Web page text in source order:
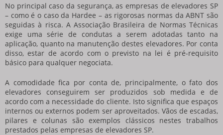
No principal caso da segurança, as empresas de elevadores SP
– como é o caso da Hardee – as rigorosas normas da ABNT são
seguidas à risca. A Associação Brasileira de Normas Técnicas
exige uma série de condutas a serem adotadas tanto na
aplicação, quanto na manutenção destes elevadores. Por conta
disso, estar de acordo com o previsto na lei é pré-requisito
básico para qualquer negociata.
A comodidade fica por conta de, principalmente, o fato dos
elevadores conseguirem ser produzidos sob medida e de
acordo com a necessidade do cliente. Isto significa que espaços
internos ou externos podem ser aproveitados. Vãos de escadas,
pilares e colunas são exemplos clássicos nestes trabalhos
prestados pelas empresas de elevadores SP.